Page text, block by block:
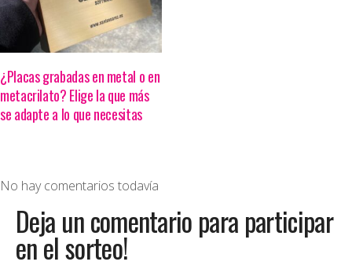
¿Placas grabadas en metal o en
metacrilato? Elige la que más
se adapte a lo que necesitas
No hay comentarios todavía
Deja un comentario para participar
en el sorteo!